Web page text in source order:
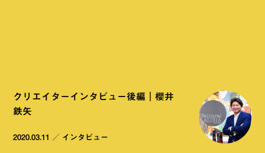
クリエイターインタビュー後編｜櫻井
鉄矢
2020.03.11 ／ インタビュー